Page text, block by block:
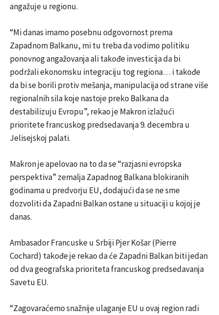
angažuje u regionu.
“Mi danas imamo posebnu odgovornost prema
Zapadnom Balkanu, mi tu treba da vodimo politiku
ponovnog angažovanja ali takođe investicija da bi
podržali ekonomsku integraciju tog regiona… i takođe
da bi se borili protiv mešanja, manipulacija od strane više
regionalnih sila koje nastoje preko Balkana da
destabilizuju Evropu”, rekao je Makron izlažući
prioritete francuskog predsedavanja 9. decembra u
Jelisejskoj palati.
Makron je apelovao na to da se “razjasni evropska
perspektiva” zemalja Zapadnog Balkana blokiranih
godinama u predvorju EU, dodajući da se ne sme
dozvoliti da Zapadni Balkan ostane u situaciji u kojoj je
danas.
Ambasador Francuske u Srbiji Pjer Košar (Pierre
Cochard) takođe je rekao da će Zapadni Balkan biti jedan
od dva geografska prioriteta francuskog predsedavanja
Savetu EU.
“Zagovaraćemo snažnije ulaganje EU u ovaj region radi